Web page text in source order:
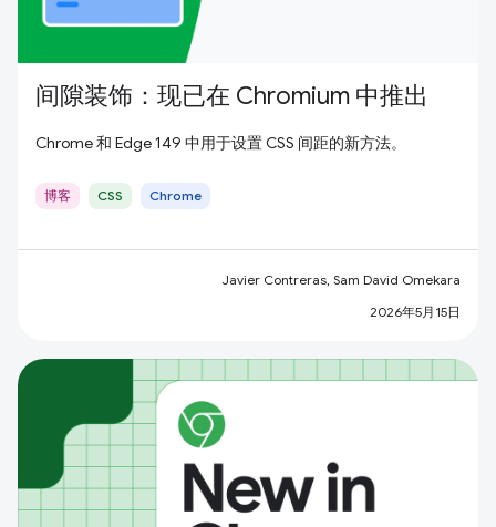
间隙装饰：现已在 Chromium 中推出
Chrome 和 Edge 149 中用于设置 CSS 间距的新方法。
博客 CSS Chrome
Javier Contreras, Sam David Omekara
2026年5月15日